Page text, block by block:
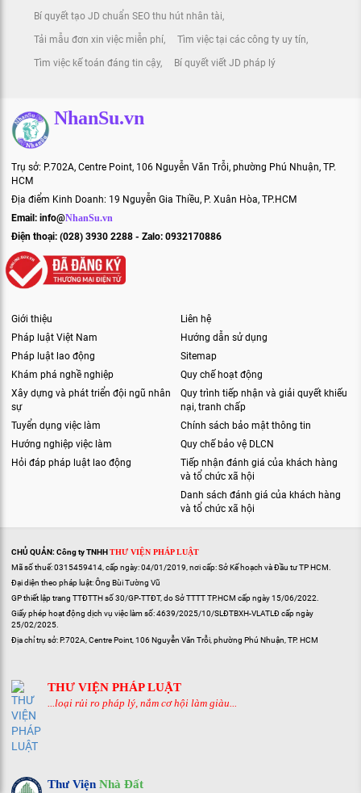
Bí quyết tạo JD chuẩn SEO thu hút nhân tài
Tải mẫu đơn xin việc miễn phí Tìm việc tại các công ty uy tín
Tìm việc kế toán đáng tin cậy Bí quyết viết JD pháp lý
NhanSu.vn
Trụ sở: P.702A, Centre Point, 106 Nguyễn Văn Trỗi, phường Phú Nhuận, TP.
HCM
Địa điểm Kinh Doanh: 19 Nguyễn Gia Thiều, P. Xuân Hòa, TP.HCM
Email: info@NhanSu.vn
Điện thoại: (028) 3930 2288 - Zalo: 0932170886
Giới thiệu
Pháp luật Việt Nam
Pháp luật lao động
Khám phá nghề nghiệp
Xây dựng và phát triển đội ngũ nhân
sự
Tuyển dụng việc làm
Hướng nghiệp việc làm
Hỏi đáp pháp luật lao động
Liên hệ
Hướng dẫn sử dụng
Sitemap
Quy chế hoạt động
Quy trình tiếp nhận và giải quyết khiếu
nại, tranh chấp
Chính sách bảo mật thông tin
Quy chế bảo vệ DLCN
Tiếp nhận đánh giá của khách hàng
và tổ chức xã hội
Danh sách đánh giá của khách hàng
và tổ chức xã hội
CHỦ QUẢN: Công ty TNHHTHƯ VIỆN PHÁP LUẬT
Mã số thuế: 0315459414, cấp ngày: 04/01/2019, nơi cấp: Sở Kế hoạch và Đầu tư TP HCM.
Đại diện theo pháp luật: Ông Bùi Tường Vũ
GP thiết lập trang TTĐTTH số 30/GP-TTĐT, do Sở TTTT TP.HCM cấp ngày 15/06/2022.
Giấy phép hoạt động dịch vụ việc làm số: 4639/2025/10/SLĐTBXH-VLATLĐ cấp ngày
25/02/2025.
Địa chỉ trụ sở: P.702A, Centre Point, 106 Nguyễn Văn Trỗi, phường Phú Nhuận, TP. HCM
THƯ VIỆN PHÁP LUẬT
...loại rủi ro pháp lý, nắm cơ hội làm giàu...
Thư Viện Nhà Đất